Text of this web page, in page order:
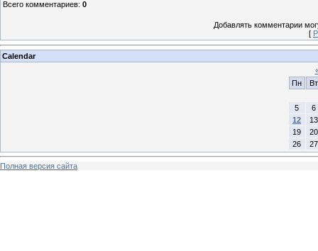
Всего комментариев: 0
Добавлять комментарии
[
Calendar
Пн
Вт
5
6
12
13
19
20
26
27
Полная версия сайта